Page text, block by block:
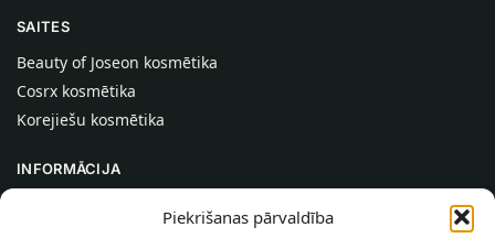
Piekrišanas pārvaldība
SAITES
Beauty of Joseon kosmētika
Cosrx kosmētika
Korejiešu kosmētika
INFORMĀCIJA